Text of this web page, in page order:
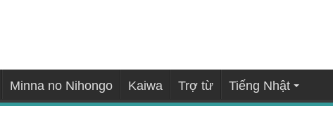
Minna no Nihongo Kaiwa Trợ từ Tiếng Nhật